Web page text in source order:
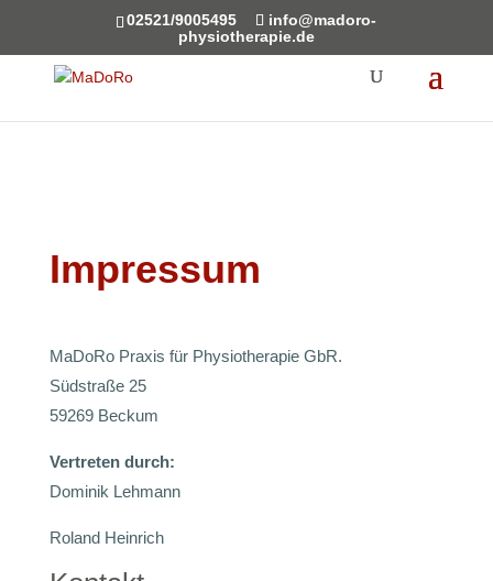
02521/9005495
info@madoro-
physiotherapie.de
Impressum
MaDoRo Praxis für Physiotherapie GbR.
Südstraße 25
59269 Beckum
Vertreten durch:
Dominik Lehmann
Roland Heinrich